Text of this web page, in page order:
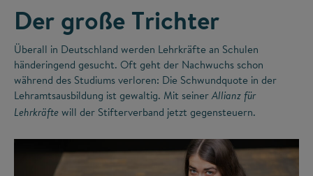
Der große Trichter
Überall in Deutschland werden Lehrkräfte an Schulen
händeringend gesucht. Oft geht der Nachwuchs schon
während des Studiums verloren: Die Schwundquote in der
Lehramtsausbildung ist gewaltig. Mit seiner Allianz für
Lehrkräfte will der Stifterverband jetzt gegensteuern.